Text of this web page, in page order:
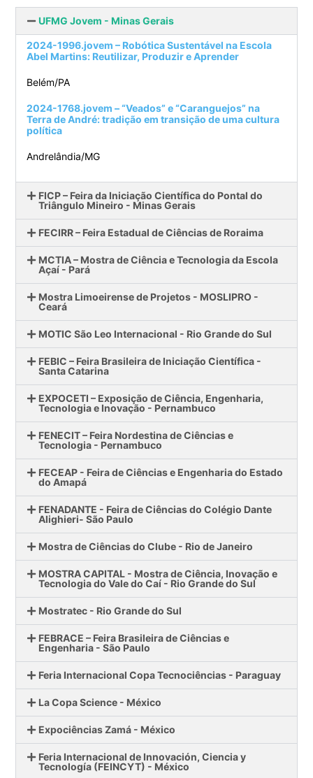
UFMG Jovem - Minas Gerais
2024-1996.jovem – Robótica Sustentável na Escola
Abel Martins: Reutilizar, Produzir e Aprender
Belém/PA
2024-1768.jovem –“Veados” e “Caranguejos” na
Terra de André: tradição em transição de uma cultura
política
Andrelândia/MG
FICP – Feira da Iniciação Científica do Pontal do
Triângulo Mineiro - Minas Gerais
FECIRR – Feira Estadual de Ciências de Roraima
MCTIA – Mostra de Ciência e Tecnologia da Escola
Açaí - Pará
Mostra Limoeirense de Projetos - MOSLIPRO -
Ceará
MOTIC São Leo Internacional - Rio Grande do Sul
FEBIC – Feira Brasileira de Iniciação Científica -
Santa Catarina
EXPOCETI – Exposição de Ciência, Engenharia,
Tecnologia e Inovação - Pernambuco
FENECIT – Feira Nordestina de Ciências e
Tecnologia - Pernambuco
FECEAP - Feira de Ciências e Engenharia do Estado
do Amapá
FENADANTE - Feira de Ciências do Colégio Dante
Alighieri- São Paulo
Mostra de Ciências do Clube - Rio de Janeiro
MOSTRA CAPITAL - Mostra de Ciência, Inovação e
Tecnologia do Vale do Caí - Rio Grande do Sul
Mostratec - Rio Grande do Sul
FEBRACE – Feira Brasileira de Ciências e
Engenharia - São Paulo
Feria Internacional Copa Tecnociências - Paraguay
La Copa Science - México
Expociências Zamá - México
Feria Internacional de Innovación, Ciencia y
Tecnología (FEINCYT) - México